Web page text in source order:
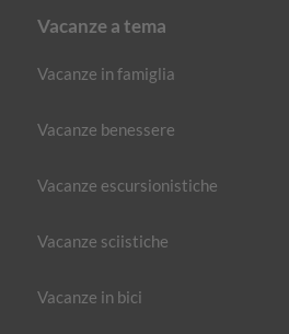
Vacanze a tema
Vacanze in famiglia
Vacanze benessere
Vacanze escursionistiche
Vacanze sciistiche
Vacanze in bici